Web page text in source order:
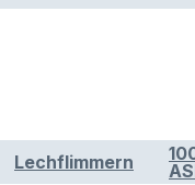
Lechflimmern